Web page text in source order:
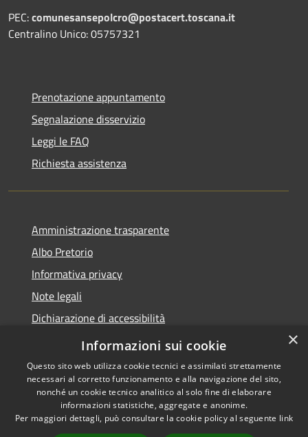
PEC:comunesansepolcro@postacert.toscana.it
Centralino Unico: 05757321
Prenotazione appuntamento
Segnalazione disservizio
Leggi le FAQ
Richiesta assistenza
Amministrazione trasparente
Albo Pretorio
Informativa privacy
Note legali
Dichiarazione di accessibilità
Piano di miglioramento dei servizi
Accessibilità
Copyright © 2026 • Comune di
Sansepolcro • Powered by
×
Informazioni sui cookie
Questo sito web utilizza cookie tecnici e assimilati strettamente
necessari al corretto funzionamento e alla navigazione del sito,
nonché un cookie tecnico analitico al solo fine di elaborare
informazioni statistiche, aggregate e anonime.
Per maggiori dettagli, può consultare la cookie policy al seguente link